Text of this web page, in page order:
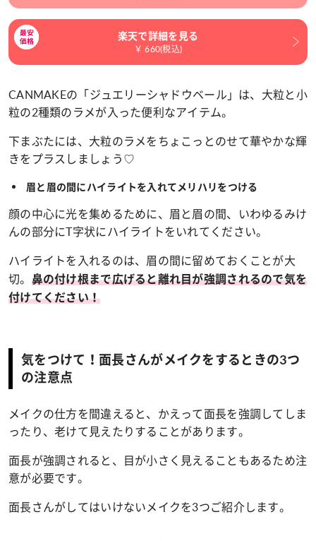
楽天で詳細を見る
￥ 660(税込)
CANMAKEの「ジュエリーシャドウベール」は、大粒と小
粒の2種類のラメが入った便利なアイテム。
下まぶたには、大粒のラメをちょこっとのせて華やかな輝
きをプラスしましょう♡
眉と眉の間にハイライトを入れてメリハリをつける
顔の中心に光を集めるために、眉と眉の間、いわゆるみけ
んの部分にT字状にハイライトをいれてください。
ハイライトを入れるのは、眉の間に留めておくことが大
切。 鼻の付け根まで広げると離れ目が強調されるので気を
付けてください！
気をつけて！面長さんがメイクをするときの3つ
の注意点
メイクの仕方を間違えると、かえって面長を強調してしま
ったり、老けて見えたりすることがあります。
面長が強調されると、目が小さく見えることもあるため注
意が必要です。
面長さんがしてはいけないメイクを3つご紹介します。